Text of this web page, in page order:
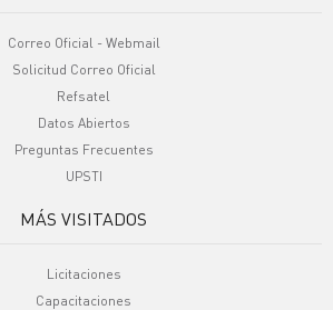
Correo Oficial - Webmail
Solicitud Correo Oficial
Refsatel
Datos Abiertos
Preguntas Frecuentes
UPSTI
MÁS VISITADOS
Licitaciones
Capacitaciones